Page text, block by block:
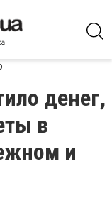
денег,
в
и